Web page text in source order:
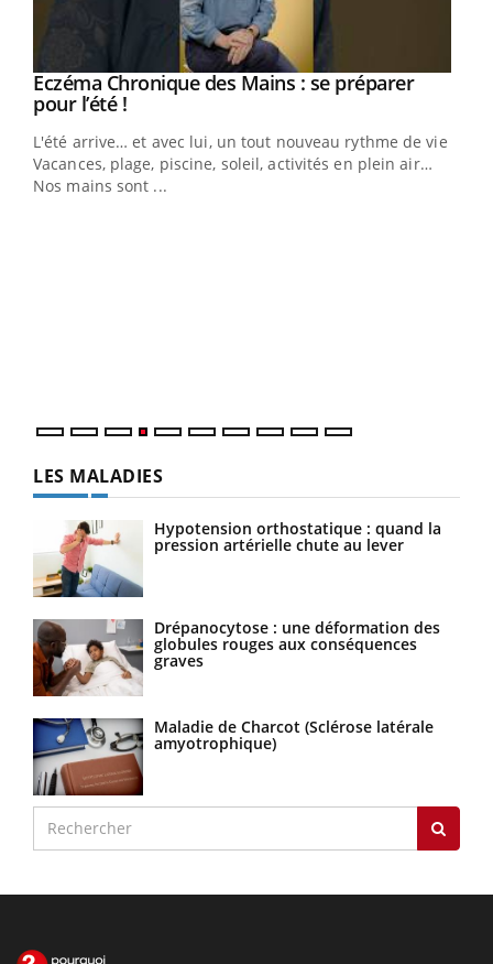
Youtube
Eczéma Chronique des Mains : se préparer
pour l’été !Youtube
L'été arrive… et avec lui, un tout nouveau rythme de vie !
Vacances, plage, piscine, soleil, activités en plein air…
Nos mains sont ...
LES MALADIES
Hypotension orthostatique : quand la
pression artérielle chute au lever
Drépanocytose : une déformation des
globules rouges aux conséquences
graves
Maladie de Charcot (Sclérose latérale
amyotrophique)